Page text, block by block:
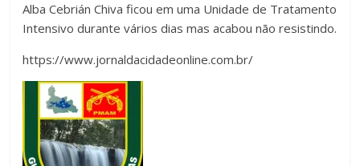
Alba Cebrián Chiva ficou em uma Unidade de Tratamento
Intensivo durante vários dias mas acabou não resistindo.
https://www.jornaldacidadeonline.com.br/